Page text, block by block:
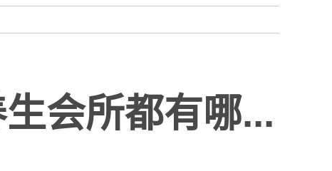
会所都有哪...